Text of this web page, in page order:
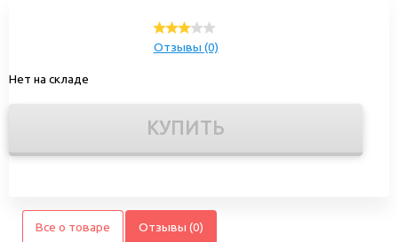
Отзывы (0)
Нет на складе
КУПИТЬ
Все о товаре Отзывы (0)